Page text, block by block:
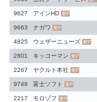
9627 アインHD 東P
9663 ナガワ 東P
4825 ウェザーニューズ 東P
2801 キッコーマン 東P
2267 ヤクルト本社 東P
9749 富士ソフト 東P
2217 モロゾフ 東P